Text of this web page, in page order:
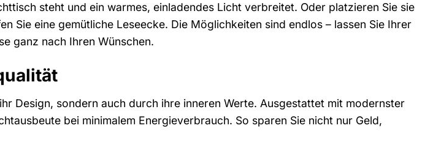
steht und ein warmes, einladendes Licht verbreitet. Oder platzieren Sie sie
Sie eine gemütliche Leseecke. Die Möglichkeiten sind endlos – lassen Sie Ihrer
ganz nach Ihren Wünschen.
Design, sondern auch durch ihre inneren Werte. Ausgestattet mit modernster
bei minimalem Energieverbrauch. So sparen Sie nicht nur Geld,